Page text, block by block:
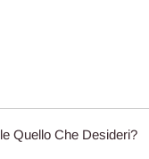
Quello Che Desideri?